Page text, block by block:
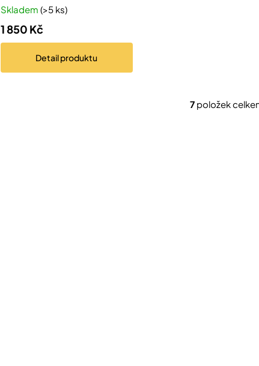
Skladem(>5 ks)
1 850 Kč
Detailproduktu
O
7položek